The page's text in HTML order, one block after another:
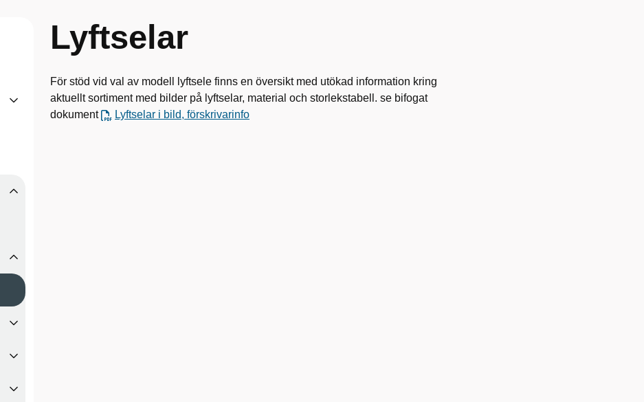
Lyftselar
För stöd vid val av modell lyftsele finns en översikt med utökad information kring
aktuellt sortiment med bilder på lyftselar, material och storlekstabell. se bifogat
dokument
Lyftselar i bild, förskrivarinfo